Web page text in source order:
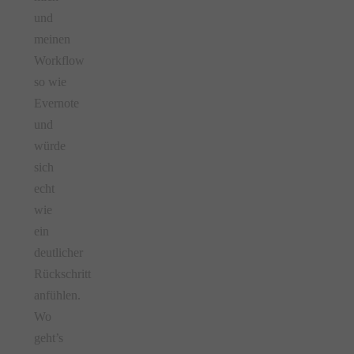
und
meinen
Workflow
so wie
Evernote
und
würde
sich
echt
wie
ein
deutlicher
Rückschritt
anfühlen.
Wo
geht’s